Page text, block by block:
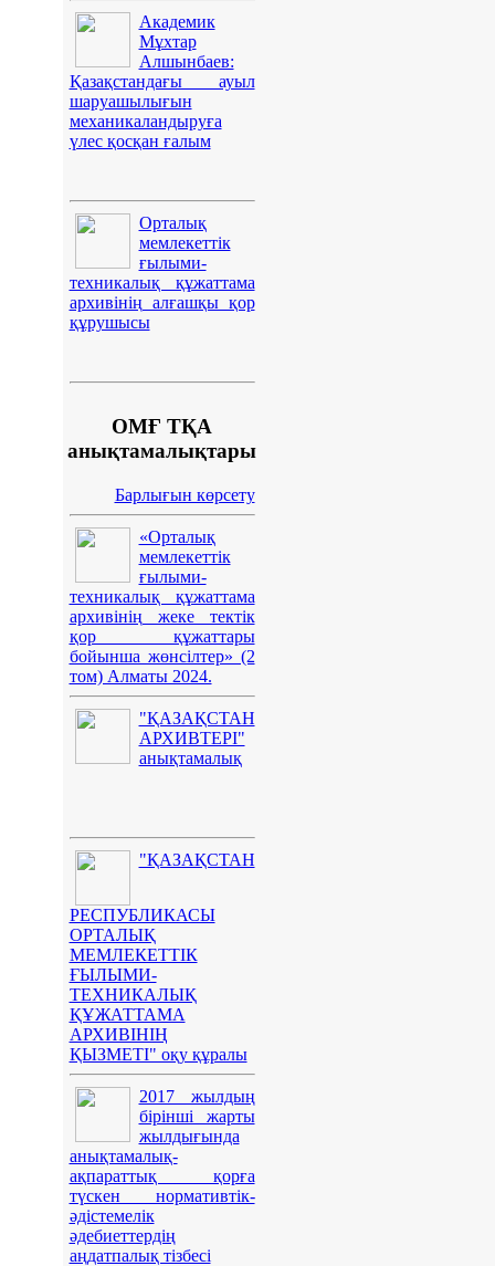
Академик
Мұхтар
Алшынбаев:
Қазақстандағы ауыл
шаруашылығын
механикаландыруға
үлес қосқан ғалым
Орталық
мемлекеттік
ғылыми-
техникалық құжаттама
архивінің алғашқы қор
құрушысы
ОМҒ ТҚА
анықтамалықтары
Барлығын көрсету
«Орталық
мемлекеттік
ғылыми-
техникалық құжаттама
архивінің жеке тектік
қор құжаттары
бойынша жөнсілтер» (2
том) Алматы 2024.
"ҚАЗАҚСТАН
АРХИВТЕРІ"
анықтамалық
"ҚАЗАҚСТАН
РЕСПУБЛИКАСЫ
ОРТАЛЫҚ
МЕМЛЕКЕТТІК
ҒЫЛЫМИ-
ТЕХНИКАЛЫҚ
ҚҰЖАТТАМА
АРХИВІНІҢ
ҚЫЗМЕТІ" оқу құралы
2017 жылдың
бірінші жарты
жылдығында
анықтамалық-
ақпараттық қорға
түскен нормативтік-
әдістемелік
әдебиеттердің
аңдатпалық тізбесі